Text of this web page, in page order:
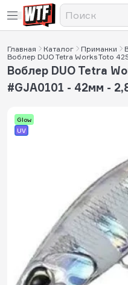
Главная Каталог Приманки
Воблер DUO Tetra Works Toto
Glow
UV
Воблер DUO Tetra
#GJA0101 - 42мм -